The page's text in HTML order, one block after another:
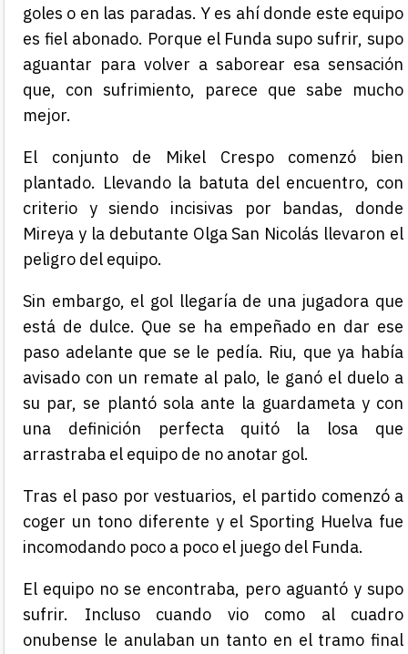
goles o en las paradas. Y es ahí donde este equipo
es fiel abonado. Porque el Funda supo sufrir, supo
aguantar para volver a saborear esa sensación
que, con sufrimiento, parece que sabe mucho
mejor.
El conjunto de Mikel Crespo comenzó bien
plantado. Llevando la batuta del encuentro, con
criterio y siendo incisivas por bandas, donde
Mireya y la debutante Olga San Nicolás llevaron el
peligro del equipo.
Sin embargo, el gol llegaría de una jugadora que
está de dulce. Que se ha empeñado en dar ese
paso adelante que se le pedía. Riu, que ya había
avisado con un remate al palo, le ganó el duelo a
su par, se plantó sola ante la guardameta y con
una definición perfecta quitó la losa que
arrastraba el equipo de no anotar gol.
Tras el paso por vestuarios, el partido comenzó a
coger un tono diferente y el Sporting Huelva fue
incomodando poco a poco el juego del Funda.
El equipo no se encontraba, pero aguantó y supo
sufrir. Incluso cuando vio como al cuadro
onubense le anulaban un tanto en el tramo final